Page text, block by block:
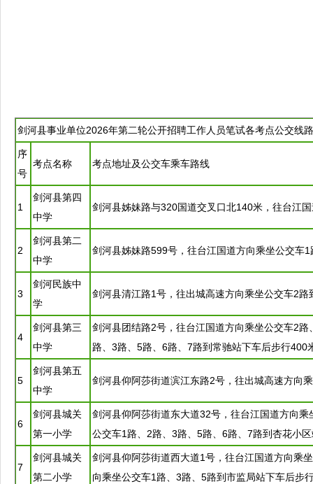
剑河县事业单位2026年第二轮公开招聘工作人员笔试各考点公交线
序
号
考点名称 考点地址及公交车乘车路线
1
剑河县第四
中学
剑河县姊妹路与320国道交叉口北140米，往台江
2
剑河县第二
中学
剑河县姊妹路599号，往台江国道方向乘坐公交车
3
剑河民族中
学
剑河县清江路1号，往出城高速方向乘坐公交车2路
4
剑河县第三
中学
剑河县团结路2号，往台江国道方向乘坐公交车2路
路、3路、5路、6路、7路到常驰站下车后步行400
5
剑河县第五
中学
剑河县仰阿莎街道滨江东路2号，往出城高速方向
6
剑河县城关
第一小学
剑河县仰阿莎街道东大道32号，往台江国道方向乘
公交车1路、2路、3路、5路、6路、7路到杏花小
7
剑河县城关
第二小学
剑河县仰阿莎街道西大道1号，往台江国道方向乘
向乘坐公交车1路、3路、5路到市监局站下车后步